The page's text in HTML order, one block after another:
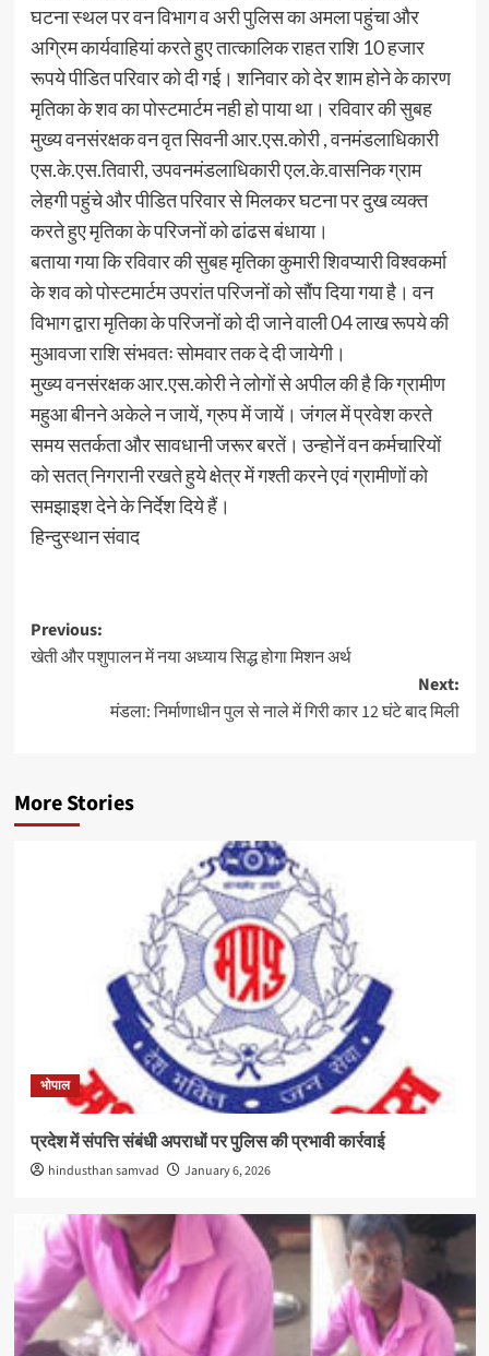
घटना स्थल पर वन विभाग व अरी पुलिस का अमला पहुंचा और
अग्रिम कार्यवाहियां करते हुए तात्कालिक राहत राशि 10 हजार
रूपये पीडित परिवार को दी गई। शनिवार को देर शाम होने के कारण
मृतिका के शव का पोस्टमार्टम नही हो पाया था। रविवार की सुबह
मुख्य वनसंरक्षक वन वृत सिवनी आर.एस.कोरी , वनमंडलाधिकारी
एस.के.एस.तिवारी, उपवनमंडलाधिकारी एल.के.वासनिक ग्राम
लेहगी पहुंचे और पीडित परिवार से मिलकर घटना पर दुख व्यक्त
करते हुए मृतिका के परिजनों को ढांढस बंधाया।
बताया गया कि रविवार की सुबह मृतिका कुमारी शिवप्यारी विश्वकर्मा
के शव को पोस्टमार्टम उपरांत परिजनों को सौंप दिया गया है। वन
विभाग द्वारा मृतिका के परिजनों को दी जाने वाली 04 लाख रूपये की
मुआवजा राशि संभवतः सोमवार तक दे दी जायेगी।
मुख्य वनसंरक्षक आर.एस.कोरी ने लोगों से अपील की है कि ग्रामीण
महुआ बीनने अकेले न जायें, ग्रुप में जायें। जंगल में प्रवेश करते
समय सतर्कता और सावधानी जरूर बरतें। उन्होनें वन कर्मचारियों
को सतत् निगरानी रखते हुये क्षेत्र में गश्ती करने एवं ग्रामीणों को
समझाइश देने के निर्देश दिये हैं।
हिन्दुस्थान संवाद
Post
navigation
Previous:
खेती और पशुपालन में नया अध्याय सिद्ध होगा मिशन अर्थ
Next:
मंडला: निर्माणाधीन पुल से नाले में गिरी कार 12 घंटे बाद मिली
More Stories
भोपाल
प्रदेश में संपत्ति संबंधी अपराधों पर पुलिस की प्रभावी कार्रवाई
hindusthan samvad January 6, 2026